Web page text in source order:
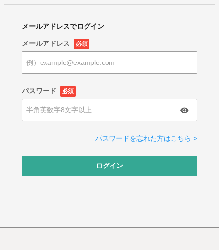
メールアドレスでログイン
メールアドレス 必須
パスワード 必須
パスワードを忘れた方はこちら >
ログイン